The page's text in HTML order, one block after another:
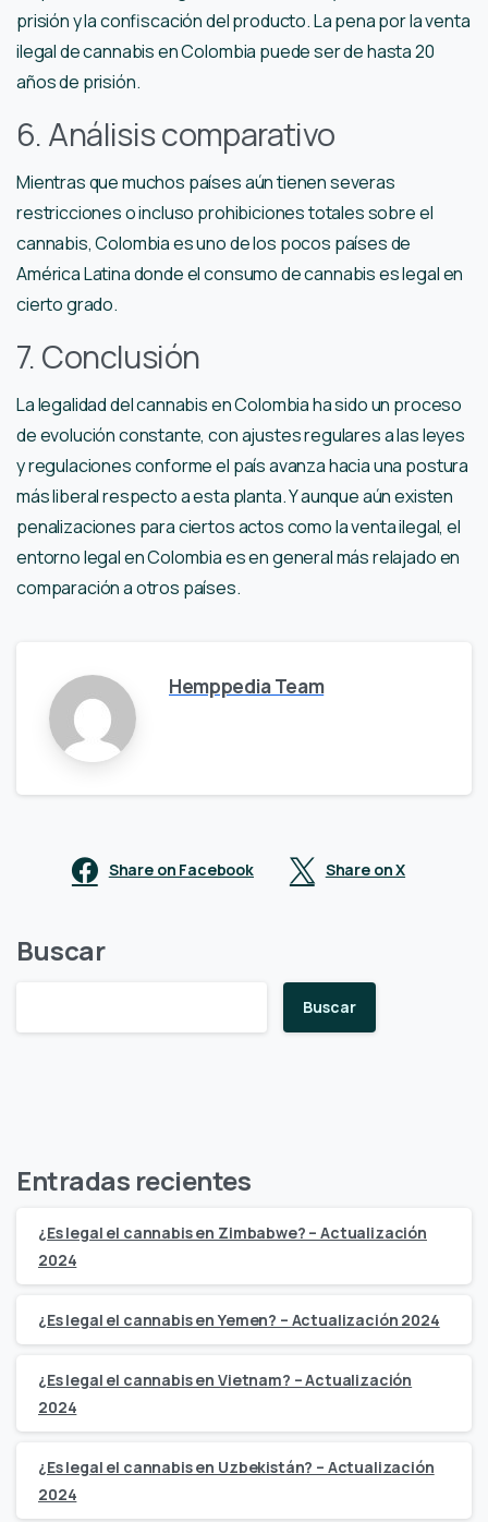
prisión y la confiscación del producto. La pena por la venta
ilegal de cannabis en Colombia puede ser de hasta 20
años de prisión.
6. Análisis comparativo
Mientras que muchos países aún tienen severas
restricciones o incluso prohibiciones totales sobre el
cannabis, Colombia es uno de los pocos países de
América Latina donde el consumo de cannabis es legal en
cierto grado.
7. Conclusión
La legalidad del cannabis en Colombia ha sido un proceso
de evolución constante, con ajustes regulares a las leyes
y regulaciones conforme el país avanza hacia una postura
más liberal respecto a esta planta. Y aunque aún existen
penalizaciones para ciertos actos como la venta ilegal, el
entorno legal en Colombia es en general más relajado en
comparación a otros países.
Hemppedia Team
Share on Facebook Share on X
Buscar
Buscar
Entradas recientes
¿Es legal el cannabis en Zimbabwe? – Actualización
2024
¿Es legal el cannabis en Yemen? – Actualización 2024
¿Es legal el cannabis en Vietnam? – Actualización
2024
¿Es legal el cannabis en Uzbekistán? – Actualización
2024